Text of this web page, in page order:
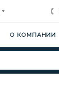
О КОМПАНИИ